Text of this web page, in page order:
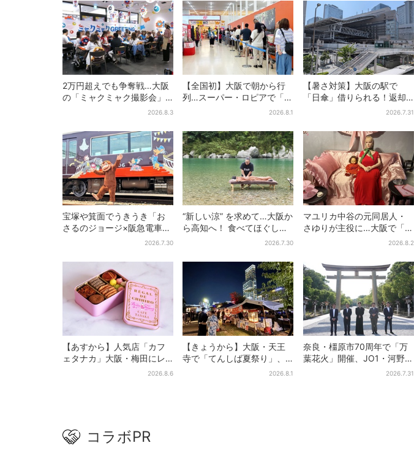
2万円超えでも争奪戦…大阪
の「ミャクミャク撮影会」
に全国からファン集結、参
いたい理由」
2026.8.3
【全国初】大阪で朝から行
列…スーパー・ロピアで「ど
デカ抽選会」、開始30分2026.8.1
【暑さ対策】大阪の駅で
「日傘」借りられる！返却
どこでもOK、熱中症対策に
2026.7.31
宝塚や箕面でうきうき「お
さるのジョージ×阪急電車」
お披露目！マルーンの制服
添乗
2026.7.30
“新しい涼” を求めて…大阪か
ら高知へ！ 食べてほぐして
「仁淀ブルー」でととのう
2026.7.30
マユリカ中谷の元同居人・
さゆりが主役に…大阪で「呪
物展」開催、コンセプト2026.8.2
【あすから】人気店「カフ
ェタナカ」大阪・梅田にレ
ア商品集結…本店人気パン＆
2026.8.6
【きょうから】大阪・天王
寺で「てんしば夏祭り」、
縁日や盆踊り…涼しいスプラ
2026.8.1
奈良・橿原市70周年で「万
葉花火」開催、JO1・河野純
喜がアンバサダーに…グルー
2026.7.31
コラボPR